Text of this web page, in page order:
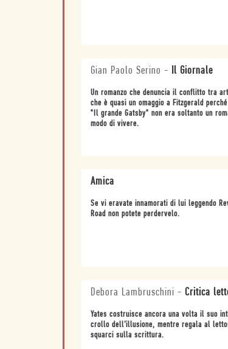
Gian Paolo Serino - Il Giornale
Un romanzo che denuncia il conflitto tra
che è quasi un omaggio a Fitzgerald
"Il grande Gatsby" non era soltanto un
modo di vivere.
Amica
Se vi eravate innamorati di lui leggendo
Road non potete perdervelo.
Debora Lambruschini - Critica
Yates costruisce ancora una volta il suo
crollo dell’illusione, mentre regala al
squarci sulla scrittura.